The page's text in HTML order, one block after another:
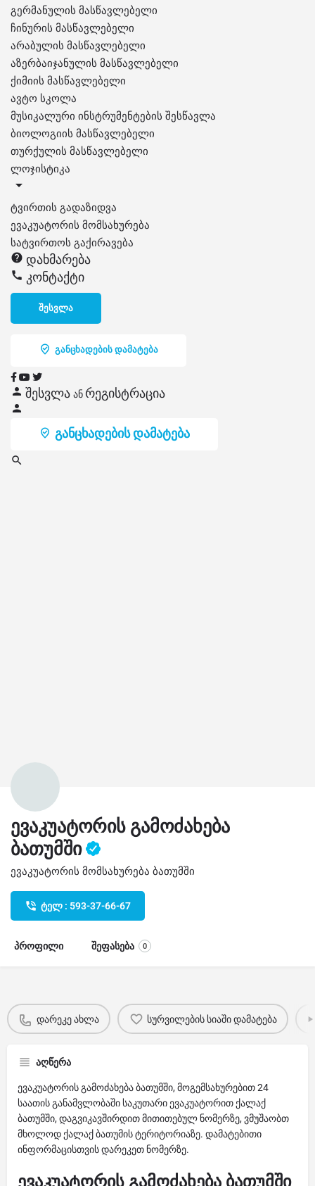
გერმანულის მასწავლებელი
ჩინურის მასწავლებელი
არაბულის მასწავლებელი
აზერბაიჯანულის მასწავლებელი
ქიმიის მასწავლებელი
ავტო სკოლა
მუსიკალური ინსტრუმენტების შესწავლა
ბიოლოგიის მასწავლებელი
თურქულის მასწავლებელი
ლოჯისტიკა
ტვირთის გადაზიდვა
ევაკუატორის მომსახურება
სატვირთოს გაქირავება
დახმარება
კონტაქტი
შესვლა
განცხადების დამატება
შესვლა ან რეგისტრაცია
განცხადების დამატება
ევაკუატორის გამოძახება
ბათუმში
ევაკუატორის მომსახურება ბათუმში
ტელ : 593-37-66-67
პროფილი შეფასება 0
დარეკე ახლა სურვილების სიაში დამატება
აღწერა
ევაკუატორის გამოძახება ბათუმში, მოგემსახურებით 24
საათის განამვლობაში საკუთარი ევაკუატორით ქალაქ
ბათუმში, დაგვიკავშირდით მითითებულ ნომერზე, ვმუშაობთ
მხოლოდ ქალაქ ბათუმის ტერიტორიაზე. დამატებითი
ინფორმაცისთვის დარეკეთ ნომერზე.
ევაკუატორის გამოძახება ბათუმში